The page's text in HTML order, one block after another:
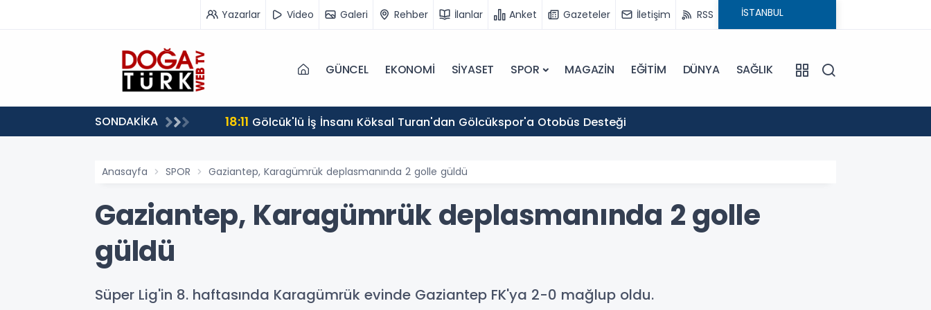
Yazarlar Video Galeri Rehber İlanlar Anket Gazeteler İletişim RSS
GÜNCEL EKONOMİ SİYASET SPOR MAGAZİN EĞİTİM DÜNYA SAĞLIK
SONDAKİKA 18:11 Gölcük'lü İş İnsanı Köksal Turan'dan Gölcükspor'a Otobüs Desteği
Anasayfa SPOR Gaziantep, Karagümrük deplasmanında 2 golle güldü
Gaziantep, Karagümrük deplasmanında 2 golle
güldü
Süper Lig'in 8. haftasında Karagümrük evinde Gaziantep FK'ya 2-0 mağlup oldu.